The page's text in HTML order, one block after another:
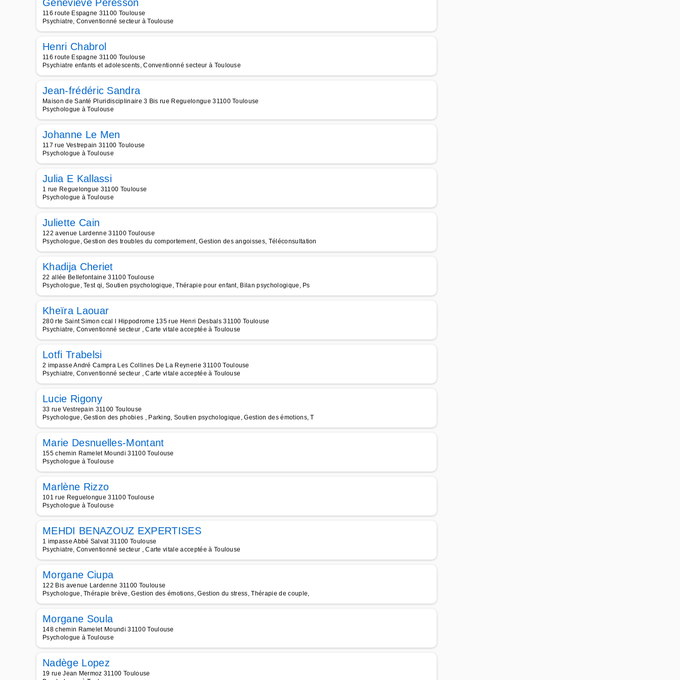
Geneviève Peresson
116 route Espagne 31100 Toulouse
Psychiatre, Conventionné secteur à Toulouse
Henri Chabrol
116 route Espagne 31100 Toulouse
Psychiatre enfants et adolescents, Conventionné secteur à Toulouse
Jean-frédéric Sandra
Maison de Santé Pluridisciplinaire 3 Bis rue Reguelongue 31100 Toulouse
Psychologue à Toulouse
Johanne Le Men
117 rue Vestrepain 31100 Toulouse
Psychologue à Toulouse
Julia E Kallassi
1 rue Reguelongue 31100 Toulouse
Psychologue à Toulouse
Juliette Cain
122 avenue Lardenne 31100 Toulouse
Psychologue, Gestion des troubles du comportement, Gestion des angoisses, Téléconsultation
Khadija Cheriet
22 allée Bellefontaine 31100 Toulouse
Psychologue, Test qi, Soutien psychologique, Thérapie pour enfant, Bilan psychologique, Ps
Kheïra Laouar
280 rte Saint Simon ccal l Hippodrome 135 rue Henri Desbals 31100 Toulouse
Psychiatre, Conventionné secteur , Carte vitale acceptée à Toulouse
Lotfi Trabelsi
2 impasse André Campra Les Collines De La Reynerie 31100 Toulouse
Psychiatre, Conventionné secteur , Carte vitale acceptée à Toulouse
Lucie Rigony
33 rue Vestrepain 31100 Toulouse
Psychologue, Gestion des phobies , Parking, Soutien psychologique, Gestion des émotions, T
Marie Desnuelles-Montant
155 chemin Ramelet Moundi 31100 Toulouse
Psychologue à Toulouse
Marlène Rizzo
101 rue Reguelongue 31100 Toulouse
Psychologue à Toulouse
MEHDI BENAZOUZ EXPERTISES
1 impasse Abbé Salvat 31100 Toulouse
Psychiatre, Conventionné secteur , Carte vitale acceptée à Toulouse
Morgane Ciupa
122 Bis avenue Lardenne 31100 Toulouse
Psychologue, Thérapie brève, Gestion des émotions, Gestion du stress, Thérapie de couple,
Morgane Soula
148 chemin Ramelet Moundi 31100 Toulouse
Psychologue à Toulouse
Nadège Lopez
19 rue Jean Mermoz 31100 Toulouse